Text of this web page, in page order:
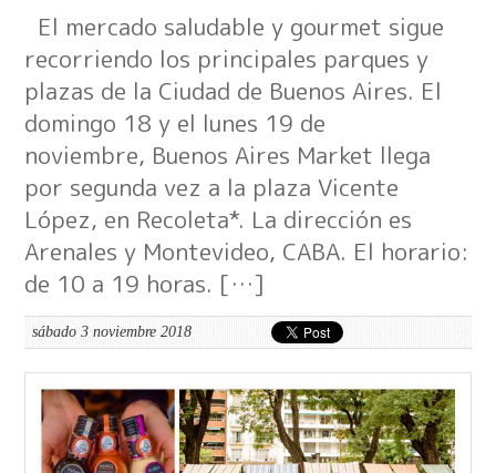
El mercado saludable y gourmet sigue
recorriendo los principales parques y
plazas de la Ciudad de Buenos Aires. El
domingo 18 y el lunes 19 de
noviembre, Buenos Aires Market llega
por segunda vez a la plaza Vicente
López, en Recoleta*. La dirección es
Arenales y Montevideo, CABA. El horario:
de 10 a 19 horas. […]
sábado 3 noviembre 2018